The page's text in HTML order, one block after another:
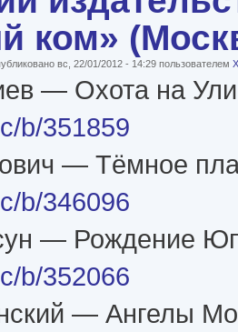
ком»
вс, 22/01/2012 - 14:29 пользователем
— Охота на
b/351859
— Тёмное
b/346096
— Рождение
b/352066
— Ангелы